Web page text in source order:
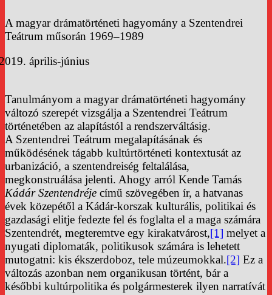
A magyar drámatörténeti hagyomány a Szentendrei
Teátrum műsorán 1969–1989
április-június
Tanulmányom a magyar drámatörténeti hagyomány
változó szerepét vizsgálja a Szentendrei Teátrum
történetében az alapítástól a rendszerváltásig.
A Szentendrei Teátrum megalapításának és
működésének tágabb kultúrtörténeti kontextusát az
urbanizáció, a szentendreiség feltalálása,
megkonstruálása jelenti. Ahogy arról Kende Tamás
Kádár Szentendréje című szövegében ír, a hatvanas
évek közepétől a Kádár-korszak kulturális, politikai és
gazdasági elitje fedezte fel és foglalta el a maga számára
Szentendrét, megteremtve egy kirakatvárost,[1] melyet a
nyugati diplomaták, politikusok számára is lehetett
mutogatni: kis ékszerdoboz, tele múzeumokkal.[2] Ez a
változás azonban nem organikusan történt, bár a
későbbi kultúrpolitika és polgármesterek ilyen narratívát